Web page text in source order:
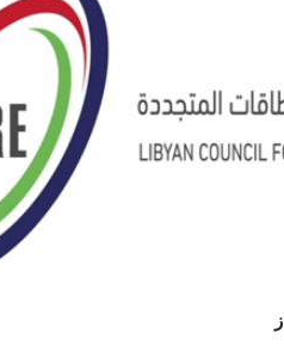
بداية اعمال الصيانة في
شركة وادي مرقص